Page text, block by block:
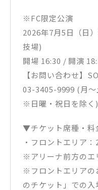
10. Feeling
11. Variety
12. No.7
13. 青と夏
14. どこかで日は昇る
15. Loneliness
16. breakfast
17. 天国
18. ニュー・マイ・ノ
19. ダンスホール
20. ケセラセラ
EN1. 我逢人
EN2. StaRt
【特典映像】
※FC限定公演
2026年7月5日（日
技場)
開場 16:30 / 開演
【お問い合わせ】
03-3405-9999 (月〜
※日曜・祝日を除く)
▼チケット席種・料
・フロントエリア：
※アリーナ前方のエ
※フロントエリアの
のチケット」での